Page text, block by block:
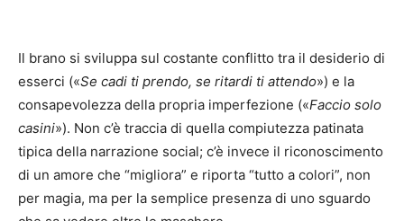
Il brano si sviluppa sul costante conflitto tra il desiderio di
esserci («Se cadi ti prendo, se ritardi ti attendo») e la
consapevolezza della propria imperfezione («Faccio solo
casini»). Non c’è traccia di quella compiutezza patinata
tipica della narrazione social; c’è invece il riconoscimento
di un amore che “migliora” e riporta “tutto a colori”, non
per magia, ma per la semplice presenza di uno sguardo